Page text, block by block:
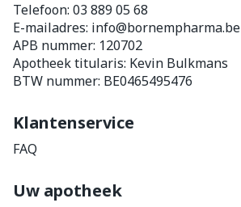
Telefoon: 03 889 05 68
E-mailadres: info@bornempharma.be
APB nummer: 120702
Apotheek titularis: Kevin Bulkmans
BTW nummer: BE0465495476
Klantenservice
FAQ
Uw apotheek